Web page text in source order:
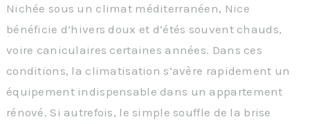
Nichée sous un climat méditerranéen, Nice
bénéficie d’hivers doux et d’étés souvent chauds,
voire caniculaires certaines années. Dans ces
conditions, la climatisation s’avère rapidement un
équipement indispensable dans un appartement
rénové. Si autrefois, le simple souffle de la brise